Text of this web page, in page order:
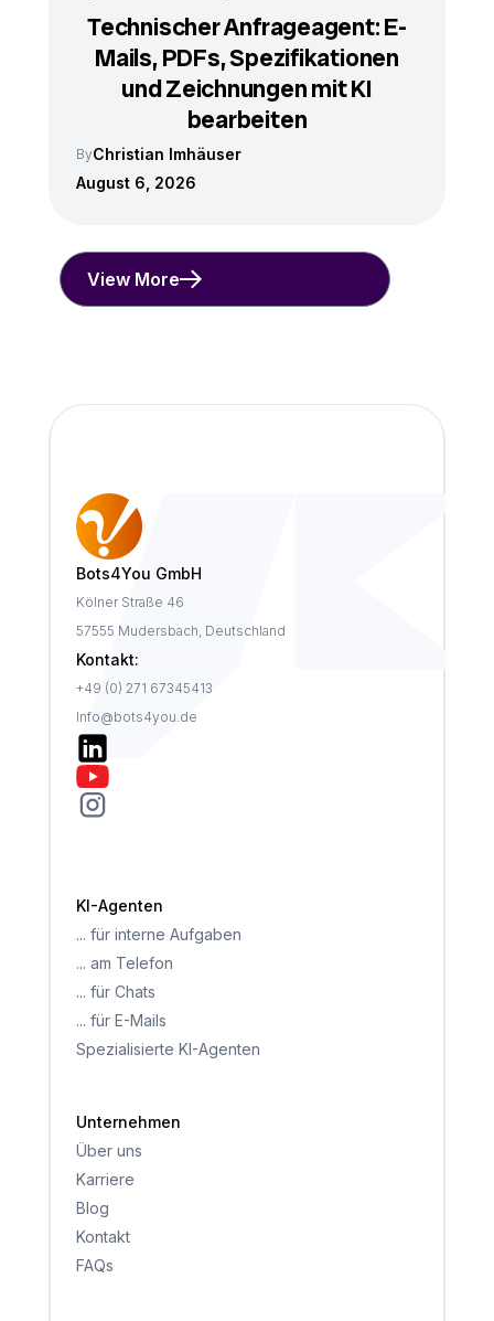
Technischer Anfrageagent: E-
Mails, PDFs, Spezifikationen
und Zeichnungen mit KI
bearbeiten
ByChristian Imhäuser
August 6, 2026
View More
Bots4You GmbH
Kölner Straße 46
57555 Mudersbach, Deutschland
Kontakt:
+49 (0) 271 67345413
Info@bots4you.de
KI-Agenten
... für interne Aufgaben
... am Telefon
... für Chats
... für E-Mails
Spezialisierte KI-Agenten
Unternehmen
Über uns
Karriere
Blog
Kontakt
FAQs